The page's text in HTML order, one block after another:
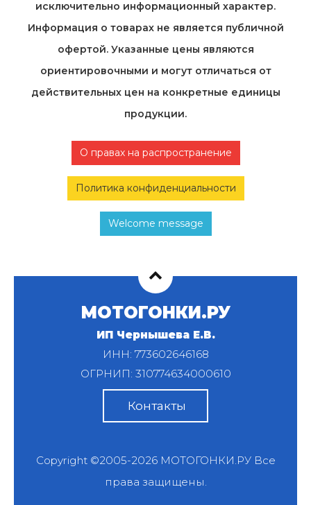
исключительно информационный характер.
Информация о товарах не является публичной
офертой. Указанные цены являются
ориентировочными и могут отличаться от
действительных цен на конкретные единицы
продукции.
О правах на распространение
Политика конфиденциальности
Welcome message
МОТОГОНКИ.РУ
ИП Чернышева Е.В.
ИНН: 773602646168
ОГРНИП: 310774634000610
Контакты
Copyright ©2005-2026 МОТОГОНКИ.РУВсе
права защищены.